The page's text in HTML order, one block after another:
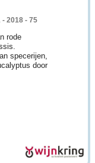
- 2018 - 75
rode
specerijen,
door